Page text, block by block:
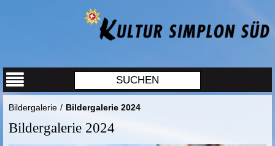
Bildergalerie / Bildergalerie 2024
Bildergalerie 2024